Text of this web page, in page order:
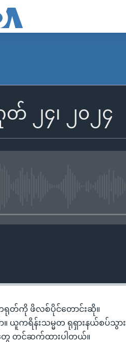
၂၄၊ ၂၀၂၄
တရုတ်ကို ဖိလစ်ပိုင်တောင်းဆို။
ယူကရိန်းသမ္မတ ရုရှားနယ်စပ်သွား
ေ တင်ဆက်ထားပါတယ်။